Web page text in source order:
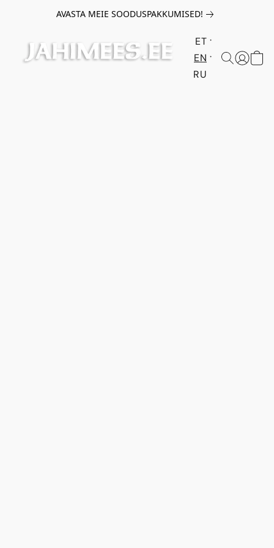
AVASTA MEIE SOODUSPAKKUMISED!
ET
EN
RU